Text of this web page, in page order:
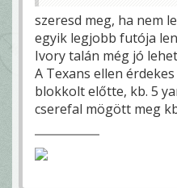
szeresd meg, ha nem
egyik legjobb futója
Ivory talán még jó
A Texans ellen
blokkolt előtte, kb. 5
cserefal mögött meg